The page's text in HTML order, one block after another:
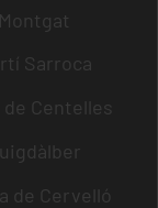
Montgat
Sarroca
de Centelles
de Cervelló